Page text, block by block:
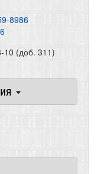
8986
10 (доб. 311)